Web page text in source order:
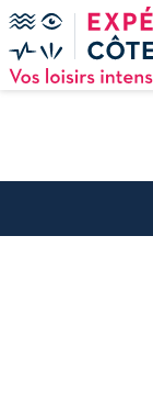
Panneau de